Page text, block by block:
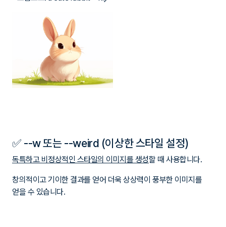
✅ --w 또는 --weird (이상한 스타일 설정)
독특하고 비정상적인 스타일의 이미지를 생성할 때 사용합니다.
창의적이고 기이한 결과를 얻어 더욱 상상력이 풍부한 이미지를
얻을 수 있습니다.